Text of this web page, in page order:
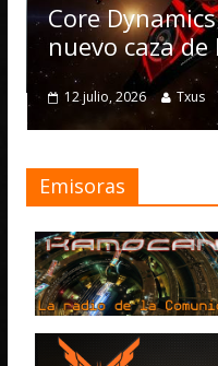
Dynamics
caza de la
julio, 2026 Txus 0
Emisoras